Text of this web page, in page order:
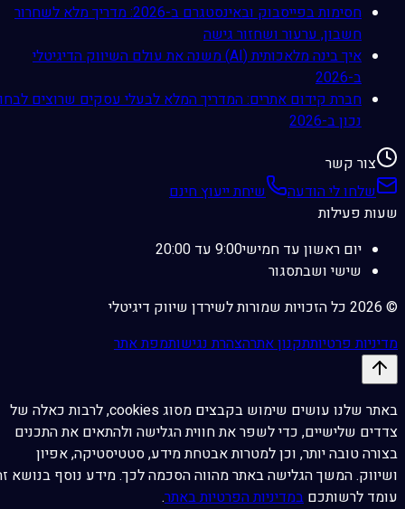
חסימות בפייסבוק ובאינסטגרם ב-2026: מדריך מלא לשחרור
חשבון, ערעור ושחזור גישה
איך בינה מלאכותית (AI) משנה את עולם השיווק הדיגיטלי
ב-2026
חברת קידום אתרים: המדריך המלא לבעלי עסקים שרוצים לבחור
נכון ב-2026
צור קשר
שלחו לי הודעה
שיחת ייעוץ חינם
שעות פעילות
יום ראשון עד חמישי9:00 עד 20:00
שישי ושבתסגור
©
2026כל הזכויות שמורות לשירדן שיווק דיגיטלי
מדיניות פרטיותתקנון אתרהצהרת נגישותמפת אתר
באתר שלנו עושים שימוש בקבצים מסוג cookies, לרבות כאלה של
צדדים שלישיים, כדי לשפר את חווית הגלישה ולהתאים את התכנים
בצורה טובה יותר, וכן למטרות אבטחת מידע, סטטיסטיקה, אפיון
ושיווק. המשך הגלישה באתר מהווה הסכמה לכך. מידע נוסף בנושא זה
עומד לרשותכםבמדיניות הפרטיות באתר.